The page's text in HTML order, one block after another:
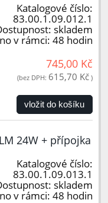
Katalogové číslo:
83.00.1.09.012.1
skladem
v rámci: 48 hodin
745,00 Kč
(bez DPH: 615,70 Kč )
vložit do košíku
24W + přípojka
Katalogové číslo:
83.00.1.09.013.1
skladem
v rámci: 48 hodin